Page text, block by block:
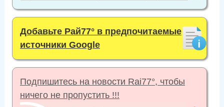
Добавьте Рай77° в предпочитаемые
источники Google
Подпишитесь на новости Rai77°, чтобы
ничего не пропустить !!!